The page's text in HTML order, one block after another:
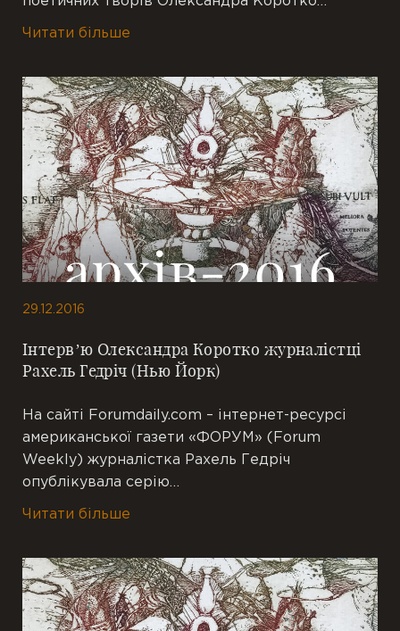
Читати більше
29.12.2016
Інтерв’ю Олександра Коротко журналістці
Рахель Гедріч (Нью Йорк)
На сайті Forumdaily.com – інтернет-ресурсі
американської газети «ФОРУМ» (Forum
Weekly) журналістка Рахель Гедріч
опублікувала серію…
Читати більше